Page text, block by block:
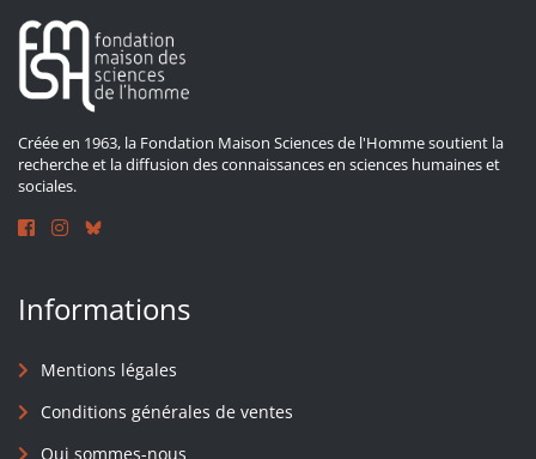
Créée en 1963, la Fondation Maison Sciences de l'Homme soutient la
recherche et la diffusion des connaissances en sciences humaines et
sociales.
Informations
Mentions légales
Conditions générales de ventes
Qui sommes-nous